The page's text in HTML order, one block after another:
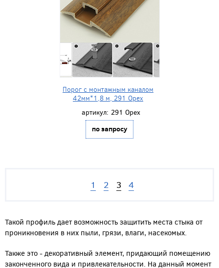
Порог с монтажным каналом
42мм*1,8 м, 291 Орех
артикул: 291 Орех
по запросу
1 2 3 4
Такой профиль дает возможность защитить места стыка от
проникновения в них пыли, грязи, влаги, насекомых.
Также это - декоративный элемент, придающий помещению
законченного вида и привлекательности. На данный момент